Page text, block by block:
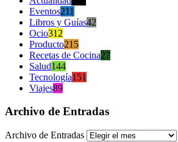
Eventos211
Libros y Guías42
Ocio312
Producto215
Recetas de Cocina27
Salud144
Tecnología151
Viajes89
Archivo de Entradas
Archivo de Entradas